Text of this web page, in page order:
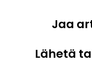
Jaa
Lähetä